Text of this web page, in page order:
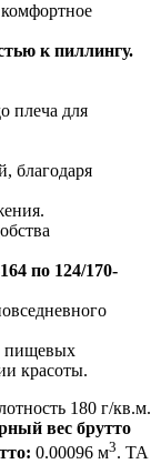
комфортное
к пиллингу.
плеча для
благодаря
по 124/170-
пищевых
красоты.
180 г/кв.м.
вес брутто
0.00096 м3. TA